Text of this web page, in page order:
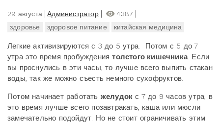
29 августа Администратор
4387
здоровье
здоровое питание китайская медицина
Легкие активизируются с 3 до 5 утра. Потом с 5 до 7
утра это время пробуждениятолстого кишечника. Если
вы проснулись в эти часы, то лучше всего выпить стакан
воды, так же можно съесть немного сухофруктов.
Потом начинает работать желудок с 7 до 9 часов утра, в
это время лучше всего позавтракать, каша или мюсли
замечательно подойдут. Но не стоит ограничивать этим